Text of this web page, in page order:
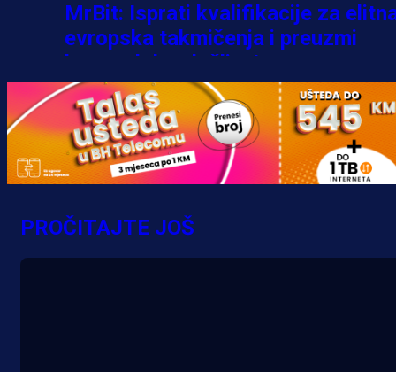
MrBit: Isprati kvalifikacije za
evropska takmičenja i preuzmi
bonus dobrodošlice!
3 h 23 min
PROČITAJTE JOŠ